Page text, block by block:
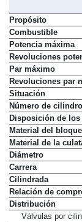
Propósito
Combustible
Potencia máxima
Revoluciones
Par máximo
Revoluciones par
Situación
Número de
Disposición de
Material del bloque
Material de la
Diámetro
Carrera
Cilindrada
Relación de
Distribución
Válvulas por